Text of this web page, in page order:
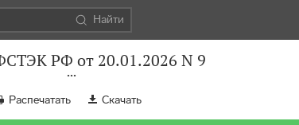
Найти
РФ от 20.01.2026 N 9
Распечатать Скачать